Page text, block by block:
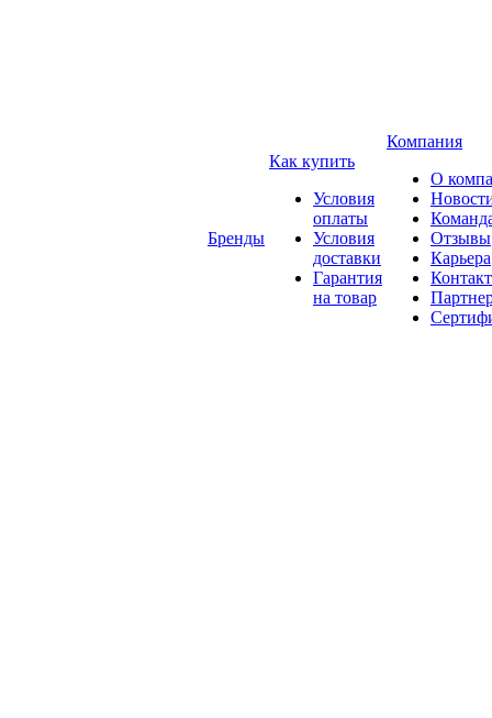
Бренды
Как купить
Условия
оплаты
Условия
доставки
Гарантия
на товар
Компания
О
Отзывы
Карьера